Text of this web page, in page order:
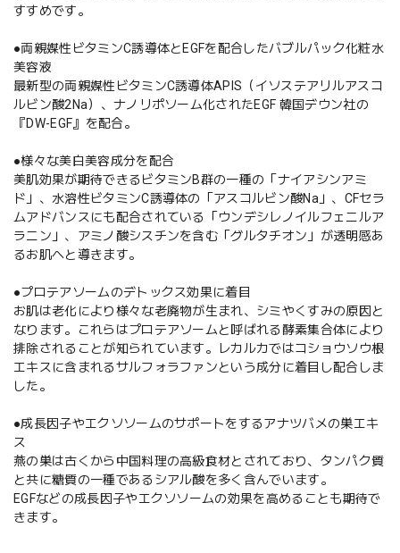
すすめです。
●両親媒性ビタミンC誘導体とEGFを配合したバブルパック化粧水
美容液
最新型の両親媒性ビタミンC誘導体APIS（イソステアリルアスコ
ルビン酸2Na）、ナノリポソーム化されたEGF 韓国デウン社の
『DW-EGF』を配合。
●様々な美白美容成分を配合
美肌効果が期待できるビタミンB群の一種の「ナイアシンアミ
ド」、水溶性ビタミンC誘導体の「アスコルビン酸Na」、CFセラ
ムアドバンスにも配合されている「ウンデシレノイルフェニルア
ラニン」、アミノ酸シスチンを含む「グルタチオン」が透明感あ
るお肌へと導きます。
●プロテアソームのデトックス効果に着目
お肌は老化により様々な老廃物が生まれ、シミやくすみの原因と
なります。これらはプロテアソームと呼ばれる酵素集合体により
排除されることが知られています。レカルカではコショウソウ根
エキスに含まれるサルフォラファンという成分に着目し配合しま
した。
●成長因子やエクソソームのサポートをするアナツバメの巣エキ
ス
燕の巣は古くから中国料理の高級食材とされており、タンパク質
と共に糖質の一種であるシアル酸を多く含んでいます。
EGFなどの成長因子やエクソソームの効果を高めることも期待で
きます。